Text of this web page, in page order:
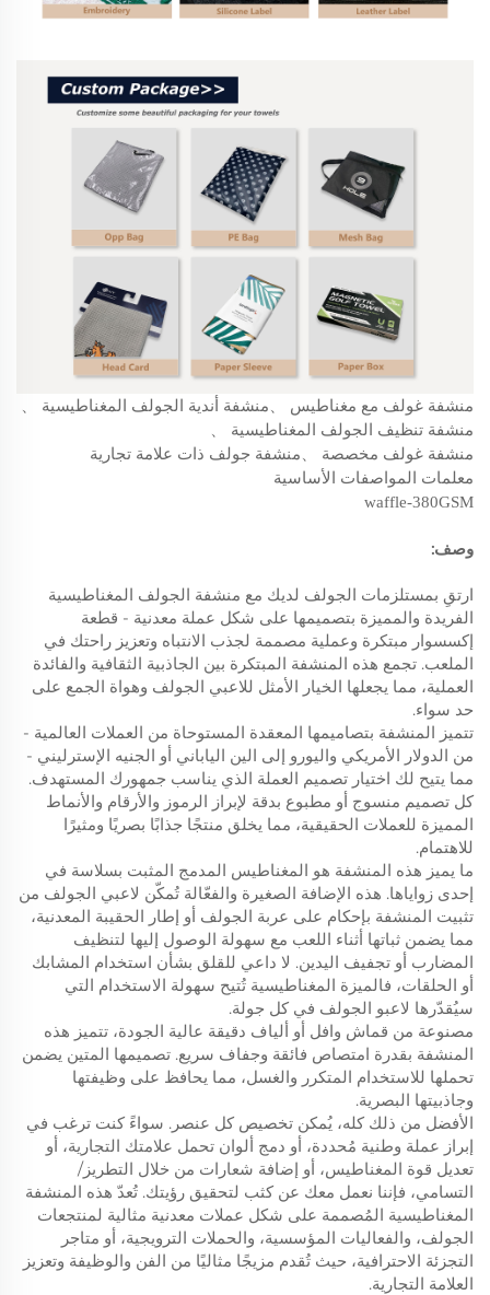
منشفة غولف مع مغناطيس منشفة أندية الجولف المغناطيسية
منشفة تنظيف الجولف المغناطيسية
منشفة غولف مخصصة
منشفة جولف ذات علامة تجارية
معلمات المواصفات الأساسية
waffle-380GSM
وصف:
ارتقِ بمستلزمات الجولف لديك مع منشفة الجولف المغناطيسية
الفريدة والمميزة بتصميمها على شكل عملة معدنية - قطعة
إكسسوار مبتكرة وعملية مصممة لجذب الانتباه وتعزيز راحتك في
الملعب. تجمع هذه المنشفة المبتكرة بين الجاذبية الثقافية والفائدة
العملية، مما يجعلها الخيار الأمثل للاعبي الجولف وهواة الجمع على
حد سواء.
تتميز المنشفة بتصاميمها المعقدة المستوحاة من العملات العالمية -
من الدولار الأمريكي واليورو إلى الين الياباني أو الجنيه الإسترليني -
مما يتيح لك اختيار تصميم العملة الذي يناسب جمهورك المستهدف.
كل تصميم منسوج أو مطبوع بدقة لإبراز الرموز والأرقام والأنماط
المميزة للعملات الحقيقية، مما يخلق منتجًا جذابًا بصريًا ومثيرًا
للاهتمام.
ما يميز هذه المنشفة هو المغناطيس المدمج المثبت بسلاسة في
إحدى زواياها. هذه الإضافة الصغيرة والفعّالة تُمكّن لاعبي الجولف من
تثبيت المنشفة بإحكام على عربة الجولف أو إطار الحقيبة المعدنية،
مما يضمن ثباتها أثناء اللعب مع سهولة الوصول إليها لتنظيف
المضارب أو تجفيف اليدين. لا داعي للقلق بشأن استخدام المشابك
أو الحلقات، فالميزة المغناطيسية تُتيح سهولة الاستخدام التي
سيُقدّرها لاعبو الجولف في كل جولة.
مصنوعة من قماش وافل أو ألياف دقيقة عالية الجودة، تتميز هذه
المنشفة بقدرة امتصاص فائقة وجفاف سريع. تصميمها المتين يضمن
تحملها للاستخدام المتكرر والغسل، مما يحافظ على وظيفتها
وجاذبيتها البصرية.
الأفضل من ذلك كله، يُمكن تخصيص كل عنصر. سواءً كنت ترغب في
إبراز عملة وطنية مُحددة، أو دمج ألوان تحمل علامتك التجارية، أو
تعديل قوة المغناطيس، أو إضافة شعارات من خلال التطريز/
التسامي، فإننا نعمل معك عن كثب لتحقيق رؤيتك. تُعدّ هذه المنشفة
المغناطيسية المُصممة على شكل عملات معدنية مثالية لمنتجعات
الجولف، والفعاليات المؤسسية، والحملات الترويجية، أو متاجر
التجزئة الاحترافية، حيث تُقدم مزيجًا مثاليًا من الفن والوظيفة وتعزيز
العلامة التجارية.